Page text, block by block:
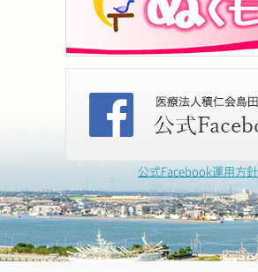
公式Facebook運用方針